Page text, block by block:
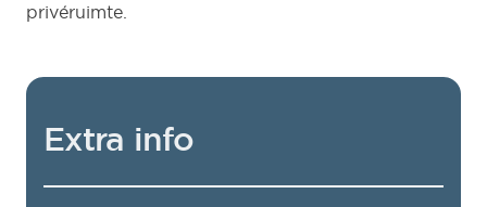
privéruimte.
Extra info